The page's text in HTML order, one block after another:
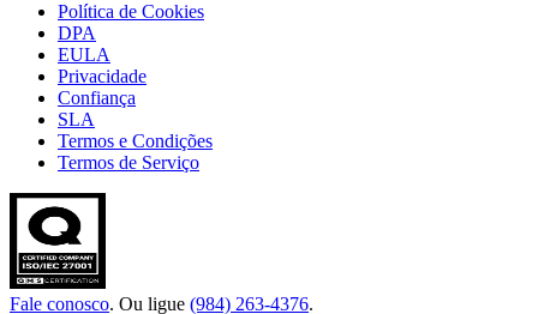
Política de Cookies
DPA
EULA
Privacidade
Confiança
SLA
Termos e Condições
Termos de Serviço
Fale conosco. Ou ligue (984) 263-4376.